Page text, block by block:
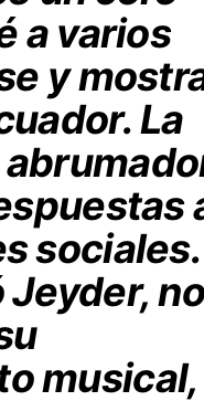
a varios
y
La